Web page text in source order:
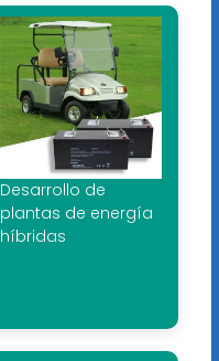
Desarrollo de
plantas de energía
híbridas